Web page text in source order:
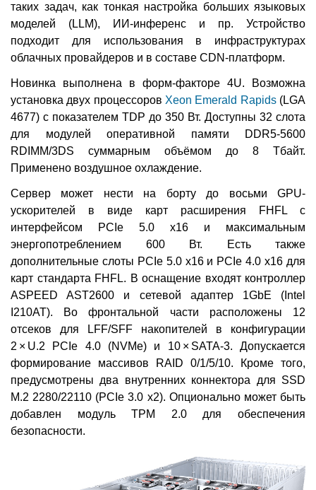
таких задач, как тонкая настройка больших языковых
моделей (LLM), ИИ-инференс и пр. Устройство
подходит для использования в инфраструктурах
облачных провайдеров и в составе CDN-платформ.
Новинка выполнена в форм-факторе 4U. Возможна
установка двух процессоров Xeon Emerald Rapids(LGA
4677) с показателем TDP до 350 Вт. Доступны 32 слота
для модулей оперативной памяти DDR5-5600
RDIMM/3DS суммарным объёмом до 8 Тбайт.
Применено воздушное охлаждение.
Сервер может нести на борту до восьми GPU-
ускорителей в виде карт расширения FHFL с
интерфейсом PCIe 5.0 x16 и максимальным
энергопотреблением 600 Вт. Есть также
дополнительные слоты PCIe 5.0 x16 и PCIe 4.0 x16 для
карт стандарта FHFL. В оснащение входят контроллер
ASPEED AST2600 и сетевой адаптер 1GbE (Intel
I210AT). Во фронтальной части расположены 12
отсеков для LFF/SFF накопителей в конфигурации
2 × U.2 PCIe 4.0 (NVMe) и 10 × SATA-3. Допускается
формирование массивов RAID 0/1/5/10. Кроме того,
предусмотрены два внутренних коннектора для SSD
M.2 2280/22110 (PCIe 3.0 x2). Опционально может быть
добавлен модуль TPM 2.0 для обеспечения
безопасности.